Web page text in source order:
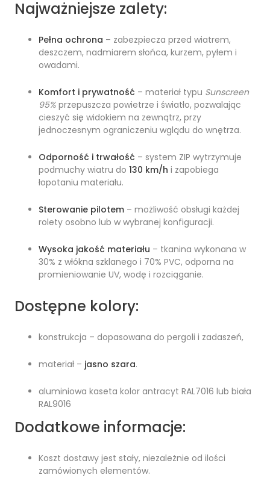
Najważniejsze zalety:
Pełna ochrona – zabezpiecza przed wiatrem,
deszczem, nadmiarem słońca, kurzem, pyłem i
owadami.
Komfort i prywatność – materiał typu Sunscreen
95% przepuszcza powietrze i światło, pozwalając
cieszyć się widokiem na zewnątrz, przy
jednoczesnym ograniczeniu wglądu do wnętrza.
Odporność i trwałość – system ZIP wytrzymuje
podmuchy wiatru do 130 km/h i zapobiega
łopotaniu materiału.
Sterowanie pilotem – możliwość obsługi każdej
rolety osobno lub w wybranej konfiguracji.
Wysoka jakość materiału – tkanina wykonana w
30% z włókna szklanego i 70% PVC, odporna na
promieniowanie UV, wodę i rozciąganie.
Dostępne kolory:
konstrukcja – dopasowana do pergoli i zadaszeń,
materiał – jasno szara.
aluminiowa kaseta kolor antracyt RAL7016 lub biała
RAL9016
Dodatkowe informacje:
Koszt dostawy jest stały, niezależnie od ilości
zamówionych elementów.